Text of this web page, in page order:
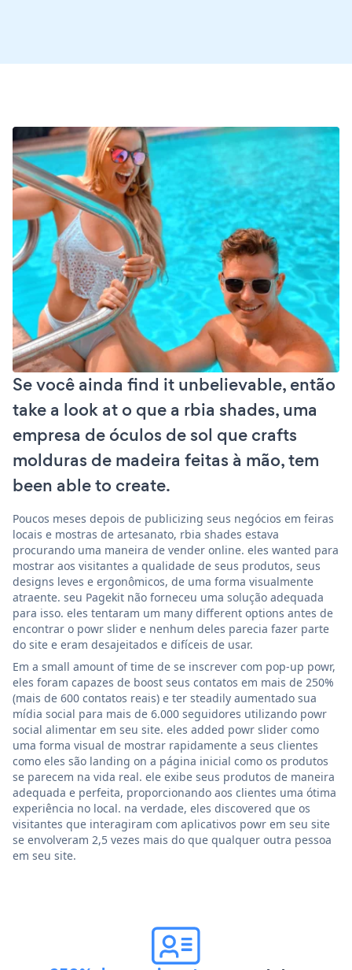
Se você ainda find it unbelievable, então
take a look at o que a rbia shades, uma
empresa de óculos de sol que crafts
molduras de madeira feitas à mão, tem
been able to create.
Poucos meses depois de publicizing seus negócios em feiras
locais e mostras de artesanato, rbia shades estava
procurando uma maneira de vender online. eles wanted para
mostrar aos visitantes a qualidade de seus produtos, seus
designs leves e ergonômicos, de uma forma visualmente
atraente. seu Pagekit não forneceu uma solução adequada
para isso. eles tentaram um many different options antes de
encontrar o powr slider e nenhum deles parecia fazer parte
do site e eram desajeitados e difíceis de usar.
Em a small amount of time de se inscrever com pop-up powr,
eles foram capazes de boost seus contatos em mais de 250%
(mais de 600 contatos reais) e ter steadily aumentado sua
mídia social para mais de 6.000 seguidores utilizando powr
social alimentar em seu site. eles added powr slider como
uma forma visual de mostrar rapidamente a seus clientes
como eles são landing on a página inicial como os produtos
se parecem na vida real. ele exibe seus produtos de maneira
adequada e perfeita, proporcionando aos clientes uma ótima
experiência no local. na verdade, eles discovered que os
visitantes que interagiram com aplicativos powr em seu site
se envolveram 2,5 vezes mais do que qualquer outra pessoa
em seu site.